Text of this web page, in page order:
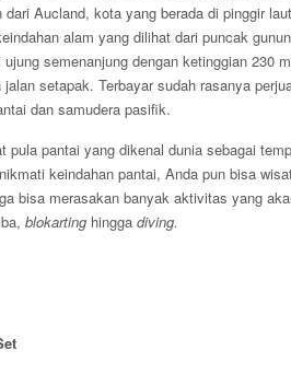
dari Aucland, kota yang berada di pinggir
alam yang dilihat dari puncak
semenanjung dengan ketinggian 230
jalan setapak. Terbayar sudah rasanya
dan samudera pasifik.
pula pantai yang dikenal dunia sebagai
keindahan pantai, Anda pun bisa
bisa merasakan banyak aktivitas yang
blokarting hingga diving.